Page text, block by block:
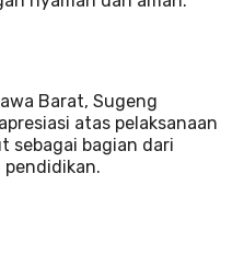
Barat, Sugeng
atas pelaksanaan
sebagai bagian dari
pendidikan.